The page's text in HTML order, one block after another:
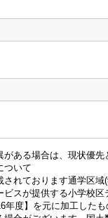
ある場合は、現状優先
ついて
されております通学区域
スが提供する小学校区
年度】を元に加工した